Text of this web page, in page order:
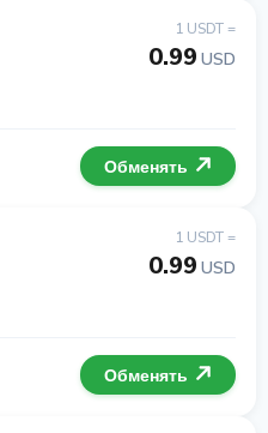
1 USDT =
0.99 USD
Обменять
1 USDT =
0.99 USD
Обменять